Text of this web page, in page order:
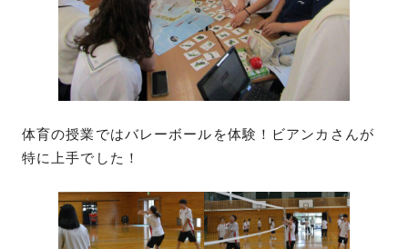
体育の授業ではバレーボールを体験！ビアンカさんが
特に上手でした！